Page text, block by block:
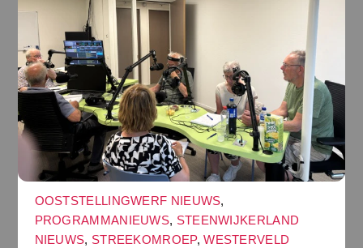
OOSTSTELLINGWERF NIEUWS,
PROGRAMMANIEUWS, STEENWIJKERLAND
NIEUWS, STREEKOMROEP,WESTERVELD